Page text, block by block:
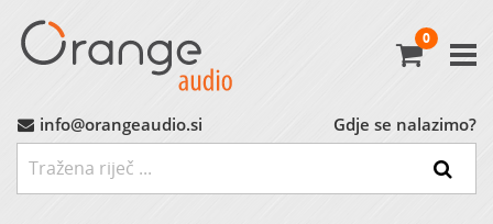
Avtoradio
Avtozvočniki
0
info@orangeaudio.si Gdje se nalazimo?